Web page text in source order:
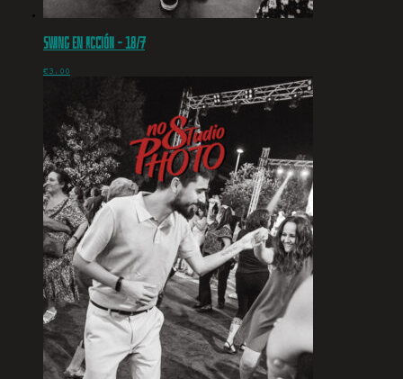
Swing en acción – 18/7
€3.00